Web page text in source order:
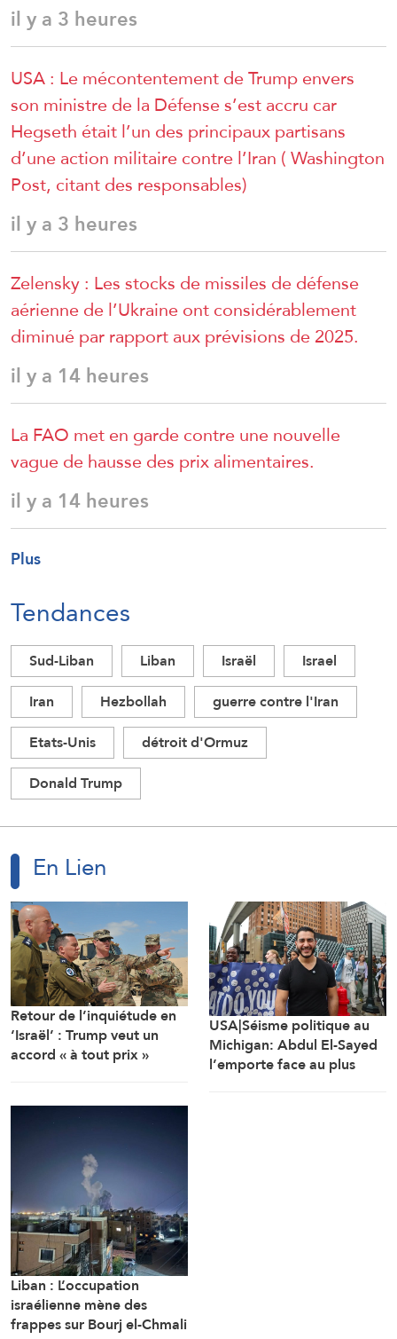
il y a 3 heures
USA : Le mécontentement de Trump envers
son ministre de la Défense s’est accru car
Hegseth était l’un des principaux partisans
d’une action militaire contre l’Iran ( Washington
Post, citant des responsables)
il y a 3 heures
Zelensky : Les stocks de missiles de défense
aérienne de l’Ukraine ont considérablement
diminué par rapport aux prévisions de 2025.
il y a 14 heures
La FAO met en garde contre une nouvelle
vague de hausse des prix alimentaires.
il y a 14 heures
Plus
Tendances
Sud-Liban Liban Israël
Israel
Iran
Hezbollah
guerre contre l'Iran
Etats-Unis
détroit d'Ormuz
Donald Trump
En Lien
Retour de l’inquiétude en
‘Israël’ : Trump veut un
accord « à tout prix »
USA|Séisme politique au
Michigan: Abdul El-Sayed
l’emporte face au plus
Liban : L’occupation
israélienne mène des
frappes sur Bourj el-Chmali